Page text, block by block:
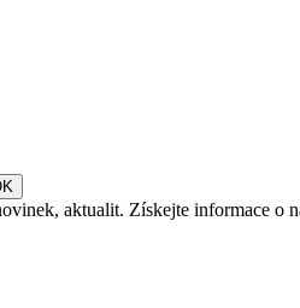
aktualit. Získejte informace o